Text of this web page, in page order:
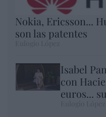
Nokia, Ericsson...
son las patentes
Isabel
con
euros...